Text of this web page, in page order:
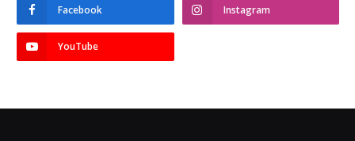
Facebook Instagram
YouTube